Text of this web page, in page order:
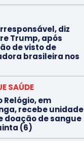
diz
Trump, após
de visto de
brasileira nos
SAÚDE
Relógio, em
recebe unidade
doação de sangue
(6)